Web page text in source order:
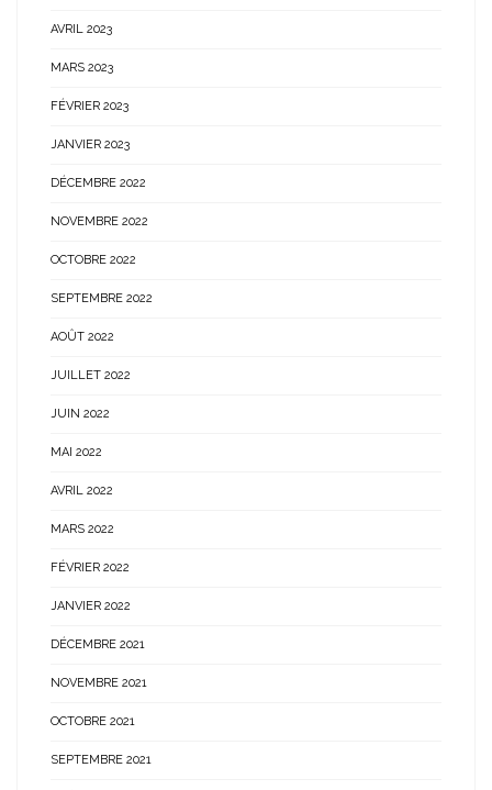
AVRIL 2023
MARS 2023
FÉVRIER 2023
JANVIER 2023
DÉCEMBRE 2022
NOVEMBRE 2022
OCTOBRE 2022
SEPTEMBRE 2022
AOÛT 2022
JUILLET 2022
JUIN 2022
MAI 2022
AVRIL 2022
MARS 2022
FÉVRIER 2022
JANVIER 2022
DÉCEMBRE 2021
NOVEMBRE 2021
OCTOBRE 2021
SEPTEMBRE 2021